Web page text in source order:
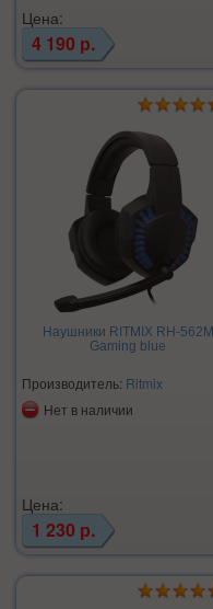
Цена:
4 190 р.
Наушники RITMIX RH-562M
Gaming blue
Производитель: Ritmix
Нет в наличии
Цена:
1 230 р.